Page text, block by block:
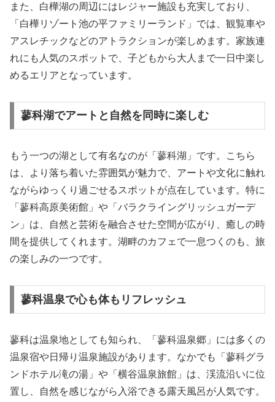
また、白樺湖の周辺にはレジャー施設も充実しており、
「白樺リゾート池の平ファミリーランド」では、観覧車や
アスレチックなどのアトラクションが楽しめます。家族連
れにも人気のスポットで、子どもから大人まで一日中楽し
めるエリアとなっています。
蓼科湖でアートと自然を同時に楽しむ
もう一つの湖として有名なのが「蓼科湖」です。こちら
は、より落ち着いた雰囲気が魅力で、アートや文化に触れ
ながらゆっくり過ごせるスポットが点在しています。特に
「蓼科高原美術館」や「バラクライングリッシュガーデ
ン」は、自然と芸術を融合させた空間が広がり、癒しの時
間を提供してくれます。湖畔のカフェで一息つくのも、旅
の楽しみの一つです。
蓼科温泉で心も体もリフレッシュ
蓼科は温泉地としても知られ、「蓼科温泉郷」には多くの
温泉宿や日帰り温泉施設があります。なかでも「蓼科グラ
ンドホテル滝の湯」や「横谷温泉旅館」は、渓流沿いに位
置し、自然を感じながら入浴できる露天風呂が人気です。